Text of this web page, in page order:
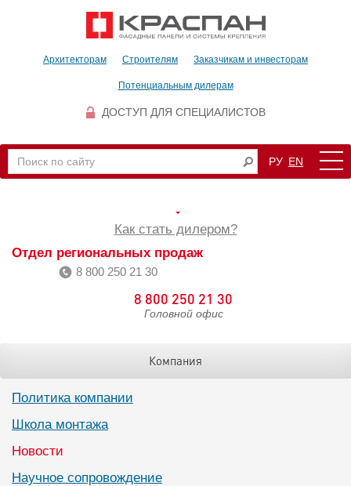
Архитекторам Строителям Заказчикам и инвесторам
Потенциальным дилерам
ДОСТУП ДЛЯ СПЕЦИАЛИСТОВ
РУ EN
Как стать дилером?
Отдел региональных продаж
8 800 250 21 30
8 800 250 21 30
Головной офис
Компания
Политика компании
Школа монтажа
Новости
Научное сопровождение